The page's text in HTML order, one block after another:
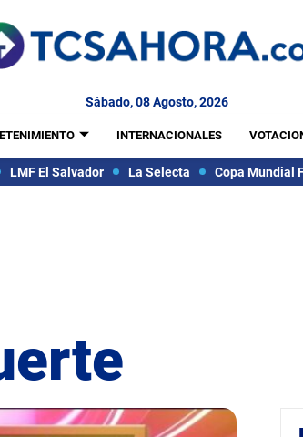
Sábado, 08 Agosto, 2026
INTERNACIONALES
LMF El Salvador La Selecta Copa Mundial